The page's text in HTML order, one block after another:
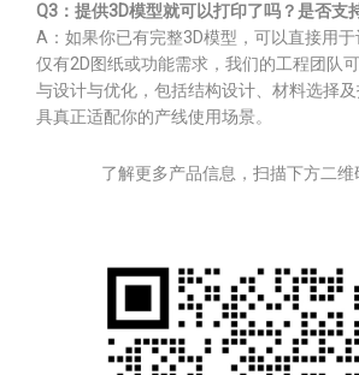
Q3：提供3D模型就可以打印了吗？是否支
A：如果你已有完整3D模型，可以直接用
仅有2D图纸或功能需求，我们的工程团队
与设计与优化，包括结构设计、材料选择
具真正适配你的产线使用场景。
了解更多产品信息，扫描下方二维